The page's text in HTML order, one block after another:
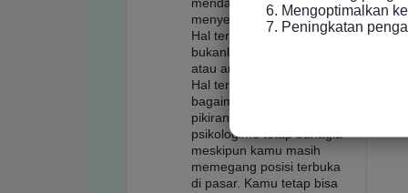
6. Mengoptimalkan
7. Peningkatan